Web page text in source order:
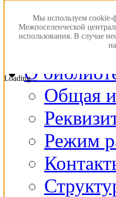
Мы используем cookie-
Межпоселенческой
использования. В случае
Loading...
Версия
О
Общая
Режим